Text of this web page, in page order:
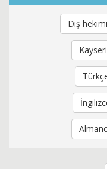
Diş hekimi